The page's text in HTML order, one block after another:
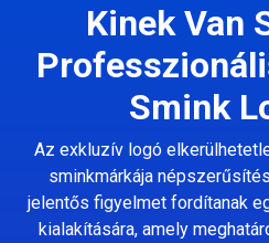
Kinek Van
Smink
Az exkluzív logó
sminkmárkája
jelentős figyelmet fordítanak
kialakítására, amely